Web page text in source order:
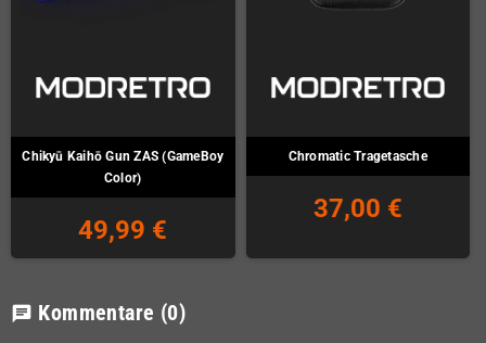
Chikyū Kaihō Gun ZAS (GameBoy
Color)
49,99 €
Chromatic Tragetasche
37,00 €
chat Kommentare (0)